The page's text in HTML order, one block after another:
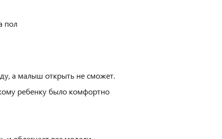
пол
а малыш открыть не сможет.
ребенку было комфортно